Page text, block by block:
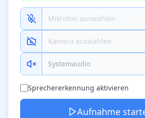
Systemaudio
Sprechererkennung aktivieren
Aufnahme